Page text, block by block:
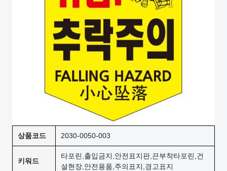
상품코드 2030-0050-003
키워드
타포린,출입금지,안전표지판,끈부착타포린,건
설현장,안전용품,주의표지,경고표지